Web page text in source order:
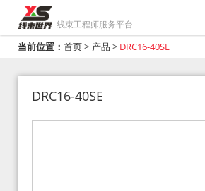
线束工程师服务平台
当前位置： 首页> 产品 > DRC16-40SE
DRC16-40SE